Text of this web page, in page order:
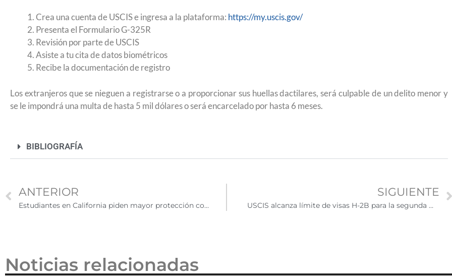
Crea una cuenta de USCIS e ingresa a la plataforma: https://my.uscis.gov/
Presenta el Formulario G-325R
Revisión por parte de USCIS
Asiste a tu cita de datos biométricos
Recibe la documentación de registro
Los extranjeros que se nieguen a registrarse o a proporcionar sus huellas dactilares, será culpable de un delito menor y
se le impondrá una multa de hasta 5 mil dólares o será encarcelado por hasta 6 meses.
BIBLIOGRAFÍA
ANTERIOR
Estudiantes en California piden mayor protección contra autoridades migratorias
SIGUIENTE
USCIS alcanza límite de visas H-2B para la segunda mitad del Año Fiscal 2025
UNAM San Antonio abre cursos de preparación
para la ciudadanía estadounidense en primavera
2026
Noticias relacionadas